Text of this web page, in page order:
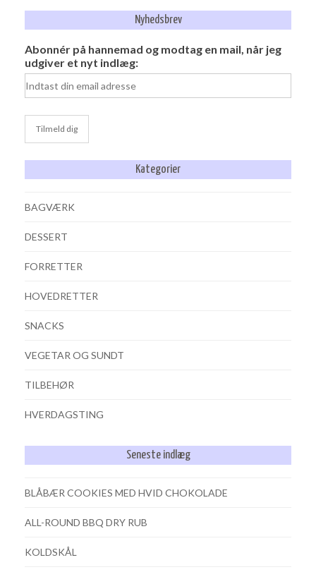
Nyhedsbrev
Abonnér på hannemad og modtag en mail, når jeg
udgiver et nyt indlæg:
Kategorier
BAGVÆRK
DESSERT
FORRETTER
HOVEDRETTER
SNACKS
VEGETAR OG SUNDT
TILBEHØR
HVERDAGSTING
Seneste indlæg
BLÅBÆR COOKIES MED HVID CHOKOLADE
ALL-ROUND BBQ DRY RUB
KOLDSKÅL